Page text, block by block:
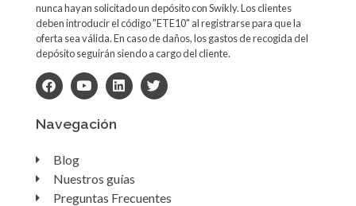
nunca hayan solicitado un depósito con Swikly. Los clientes
deben introducir el código "ETE10" al registrarse para que la
oferta sea válida. En caso de daños, los gastos de recogida del
depósito seguirán siendo a cargo del cliente.
Navegación
Blog
Nuestros guías
Preguntas Frecuentes